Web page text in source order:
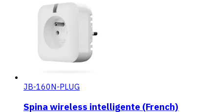
JB-160N-PLUG
Spina wireless intelligente (French)